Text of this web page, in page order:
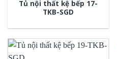
Tủ nội thất kệ bếp 17-
TKB-SGD